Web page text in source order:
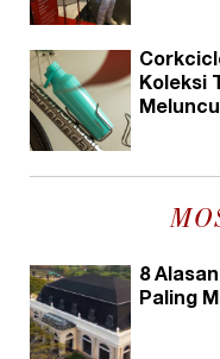
Koleksi
8
Paling